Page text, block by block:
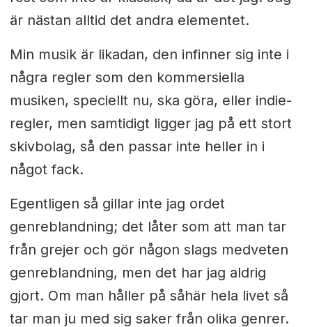
är nästan alltid det andra elementet.
Min musik är likadan, den infinner sig inte i
några regler som den kommersiella
musiken, speciellt nu, ska göra, eller indie-
regler, men samtidigt ligger jag på ett stort
skivbolag, så den passar inte heller in i
något fack.
Egentligen så gillar inte jag ordet
genreblandning; det låter som att man tar
från grejer och gör någon slags medveten
genreblandning, men det har jag aldrig
gjort. Om man håller på såhär hela livet så
tar man ju med sig saker från olika genrer.